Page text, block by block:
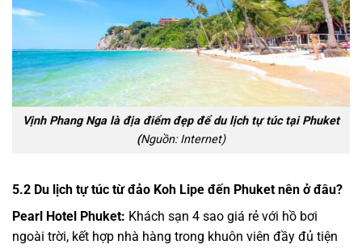
Vịnh Phang Nga là địa điểm đẹp để du lịch tự túc tại Phuket
(Nguồn: Internet)
5.2 Du lịch tự túc từ đảo Koh Lipe đến Phuket nên ở đâu?
Pearl Hotel Phuket: Khách sạn 4 sao giá rẻ với hồ bơi
ngoài trời, kết hợp nhà hàng trong khuôn viên đầy đủ tiện